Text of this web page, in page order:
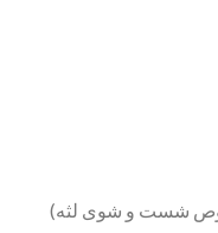
شست و شوی لثه)